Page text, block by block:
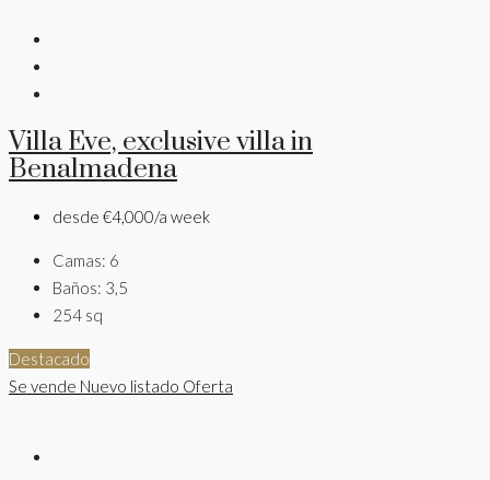
Villa Eve, exclusive villa in
Benalmadena
desde €4,000/a week
Camas: 6
Baños: 3,5
254 sq
Destacado
Se vende Nuevo listado Oferta